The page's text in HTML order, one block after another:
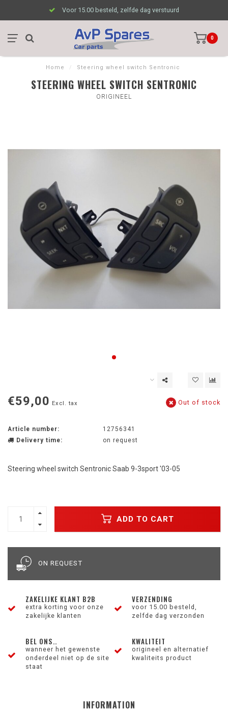
Voor 15.00 besteld, zelfde dag verstuurd
0
Home / Steering wheel switch Sentronic
STEERING WHEEL SWITCH SENTRONIC
ORIGINEEL
€59,00 Excl. tax Out of stock
Article number:
12756341
Delivery time:
on request
Steering wheel switch Sentronic Saab 9-3sport '03-05
ADD TO CART
ON REQUEST
ZAKELIJKE KLANT B2B
extra korting voor onze
zakelijke klanten
VERZENDING
voor 15.00 besteld,
zelfde dag verzonden
BEL ONS..
wanneer het gewenste
onderdeel niet op de site
staat
KWALITEIT
origineel en alternatief
kwaliteits product
INFORMATION